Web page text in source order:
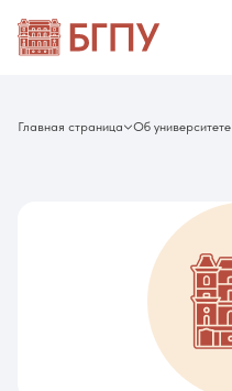
Главная страница Об университете